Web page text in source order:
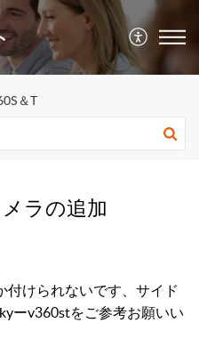
＆T
ラの追加
付けられないです、サイド
ーv360stをご参考お願いい